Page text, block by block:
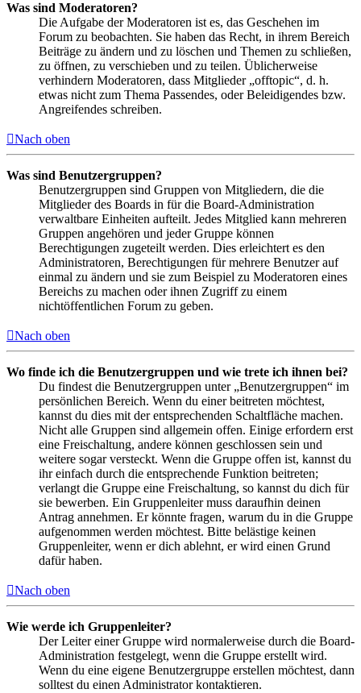
Was sind Moderatoren?
Die Aufgabe der Moderatoren ist es, das Geschehen im
Forum zu beobachten. Sie haben das Recht, in ihrem Bereich
Beiträge zu ändern und zu löschen und Themen zu schließen,
zu öffnen, zu verschieben und zu teilen. Üblicherweise
verhindern Moderatoren, dass Mitglieder „offtopic“, d. h.
etwas nicht zum Thema Passendes, oder Beleidigendes bzw.
Angreifendes schreiben.
Nach oben
Was sind Benutzergruppen?
Benutzergruppen sind Gruppen von Mitgliedern, die die
Mitglieder des Boards in für die Board-Administration
verwaltbare Einheiten aufteilt. Jedes Mitglied kann mehreren
Gruppen angehören und jeder Gruppe können
Berechtigungen zugeteilt werden. Dies erleichtert es den
Administratoren, Berechtigungen für mehrere Benutzer auf
einmal zu ändern und sie zum Beispiel zu Moderatoren eines
Bereichs zu machen oder ihnen Zugriff zu einem
nichtöffentlichen Forum zu geben.
Nach oben
Wo finde ich die Benutzergruppen und wie trete ich ihnen bei?
Du findest die Benutzergruppen unter „Benutzergruppen“ im
persönlichen Bereich. Wenn du einer beitreten möchtest,
kannst du dies mit der entsprechenden Schaltfläche machen.
Nicht alle Gruppen sind allgemein offen. Einige erfordern erst
eine Freischaltung, andere können geschlossen sein und
weitere sogar versteckt. Wenn die Gruppe offen ist, kannst du
ihr einfach durch die entsprechende Funktion beitreten;
verlangt die Gruppe eine Freischaltung, so kannst du dich für
sie bewerben. Ein Gruppenleiter muss daraufhin deinen
Antrag annehmen. Er könnte fragen, warum du in die Gruppe
aufgenommen werden möchtest. Bitte belästige keinen
Gruppenleiter, wenn er dich ablehnt, er wird einen Grund
dafür haben.
Nach oben
Wie werde ich Gruppenleiter?
Der Leiter einer Gruppe wird normalerweise durch die Board-
Administration festgelegt, wenn die Gruppe erstellt wird.
Wenn du eine eigene Benutzergruppe erstellen möchtest, dann
solltest du einen Administrator kontaktieren.